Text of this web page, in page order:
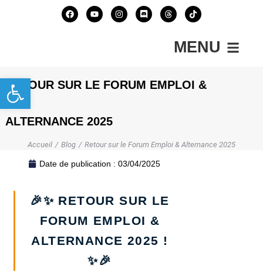
Ouvrir la barre d’outils
MENU
RETOUR SUR LE FORUM EMPLOI &
ALTERNANCE 2025
Vous êtes ici :
Accueil Blog Retour sur le Forum Emploi & Alternance 2025
Date de publication : 03/04/2025
🎉✨ RETOUR SUR LE
FORUM EMPLOI &
ALTERNANCE 2025 !
✨🎉